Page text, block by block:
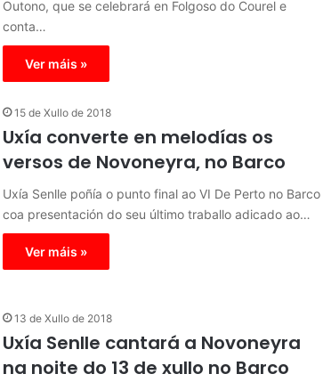
Outono, que se celebrará en Folgoso do Courel e
conta…
Ver máis »
15 de Xullo de 2018
Uxía converte en melodías os
versos de Novoneyra, no Barco
Uxía Senlle poñía o punto final ao VI De Perto no Barco
coa presentación do seu último traballo adicado ao…
Ver máis »
13 de Xullo de 2018
Uxía Senlle cantará a Novoneyra
na noite do 13 de xullo no Barco